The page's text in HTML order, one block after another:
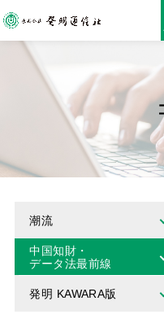
潮流
中国知財・
データ法最前線
発明 KAWARA版